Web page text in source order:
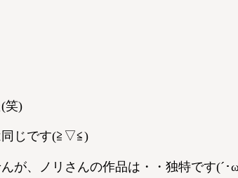
笑)
同じです(≧▽≦)
が、ノリさんの作品は・・独特です(´･